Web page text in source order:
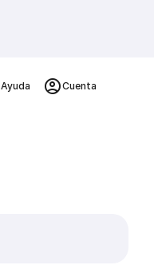
Ayuda Cuenta